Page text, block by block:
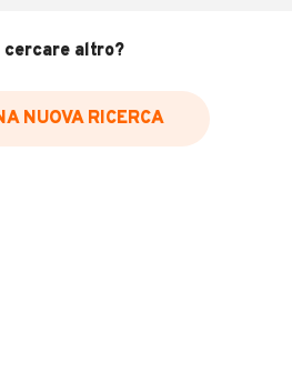
cercare altro?
NUOVA RICERCA